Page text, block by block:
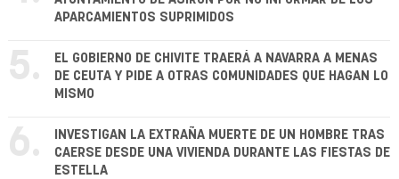
APARCAMIENTOS SUPRIMIDOS
5.
EL GOBIERNO DE CHIVITE TRAERÁ A NAVARRA A MENAS
DE CEUTA Y PIDE A OTRAS COMUNIDADES QUE HAGAN LO
MISMO
6.
INVESTIGAN LA EXTRAÑA MUERTE DE UN HOMBRE TRAS
CAERSE DESDE UNA VIVIENDA DURANTE LAS FIESTAS DE
ESTELLA